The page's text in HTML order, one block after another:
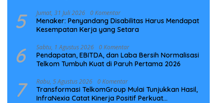
5 Jumat, 31 Juli 2026 0 Komentar
Menaker: Penyandang Disabilitas Harus Mendapat
Kesempatan Kerja yang Setara
6 Sabtu, 1 Agustus 2026 0 Komentar
Pendapatan, EBITDA, dan Laba Bersih Normalisasi
Telkom Tumbuh Kuat di Paruh Pertama 2026
7 Rabu, 5 Agustus 2026 0 Komentar
Transformasi TelkomGroup Mulai Tunjukkan Hasil,
InfraNexia Catat Kinerja Positif Perkuat